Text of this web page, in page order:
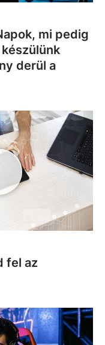
mi pedig
derül a
fel az